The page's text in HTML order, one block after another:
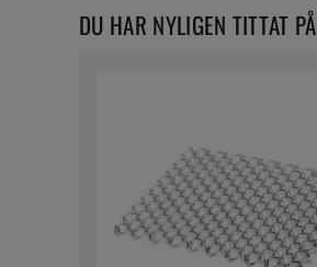
DU HAR NYLIGEN TITTAT PÅ